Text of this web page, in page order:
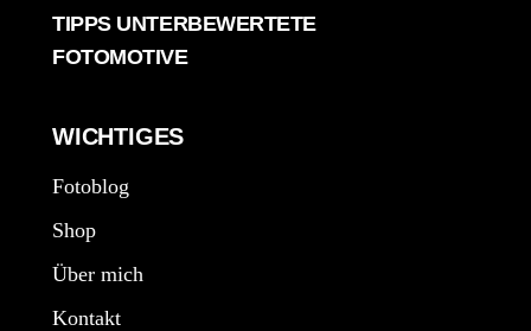
TIPPS UNTERBEWERTETE
FOTOMOTIVE
WICHTIGES
Fotoblog
Shop
Über mich
Kontakt